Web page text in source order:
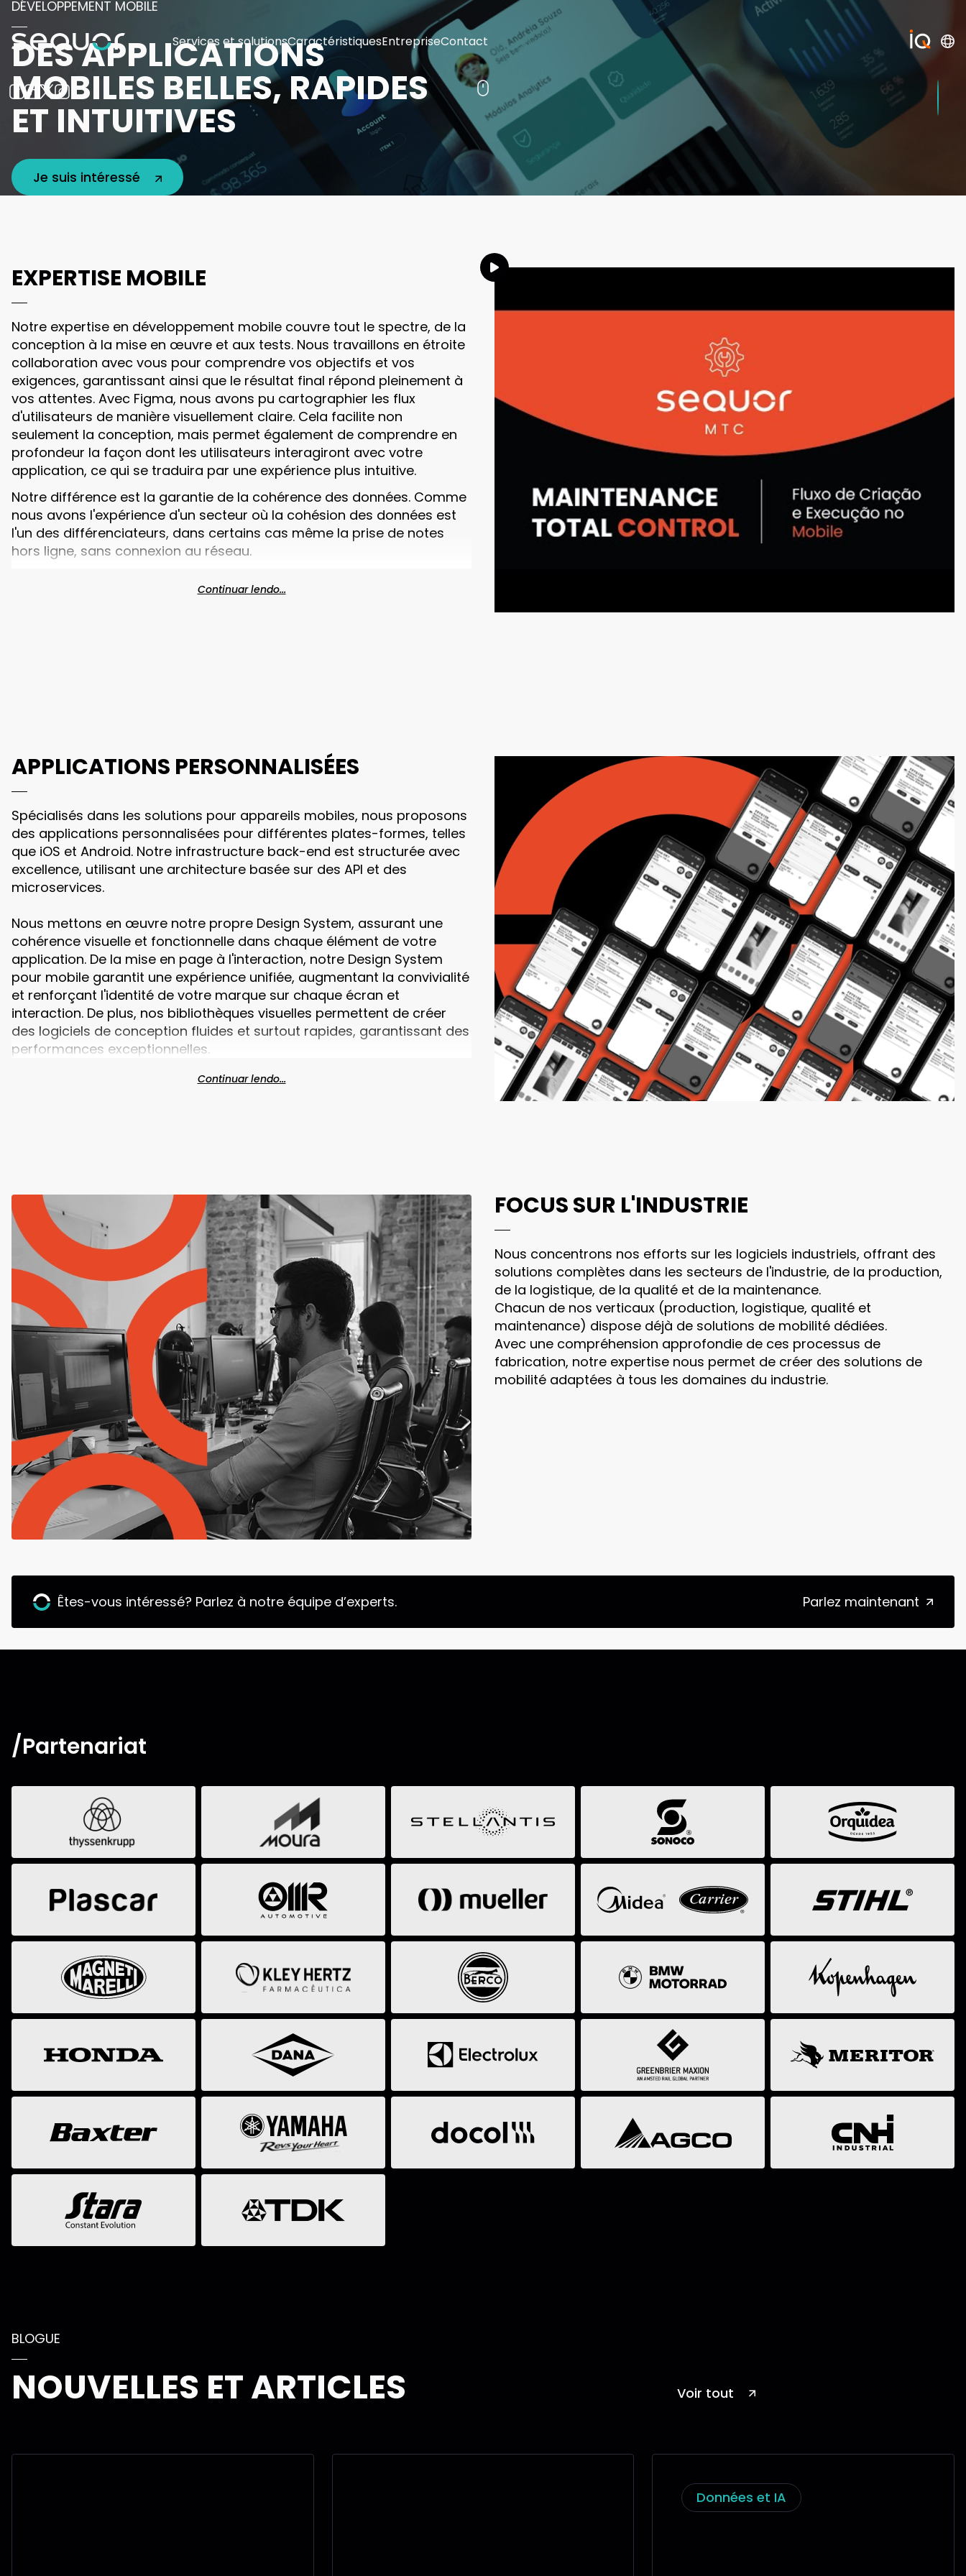
Services et solutionsCaractéristiquesEntrepriseContact
DÉVELOPPEMENT MOBILE
DES APPLICATIONS
MOBILES BELLES, RAPIDES
ET INTUITIVES
Je suis intéressé
EXPERTISE MOBILE
Notre expertise en développement mobile couvre tout le spectre, de la
conception à la mise en œuvre et aux tests. Nous travaillons en étroite
collaboration avec vous pour comprendre vos objectifs et vos
exigences, garantissant ainsi que le résultat final répond pleinement à
vos attentes. Avec Figma, nous avons pu cartographier les flux
d'utilisateurs de manière visuellement claire. Cela facilite non
seulement la conception, mais permet également de comprendre en
profondeur la façon dont les utilisateurs interagiront avec votre
application, ce qui se traduira par une expérience plus intuitive.
Notre différence est la garantie de la cohérence des données. Comme
nous avons l'expérience d'un secteur où la cohésion des données est
l'un des différenciateurs, dans certains cas même la prise de notes
hors ligne, sans connexion au réseau.
Continuar lendo...
APPLICATIONS PERSONNALISÉES
Spécialisés dans les solutions pour appareils mobiles, nous proposons
des applications personnalisées pour différentes plates-formes, telles
que iOS et Android. Notre infrastructure back-end est structurée avec
excellence, utilisant une architecture basée sur des API et des
microservices.
Nous mettons en œuvre notre propre Design System, assurant une
cohérence visuelle et fonctionnelle dans chaque élément de votre
application. De la mise en page à l'interaction, notre Design System
pour mobile garantit une expérience unifiée, augmentant la convivialité
et renforçant l'identité de votre marque sur chaque écran et
interaction. De plus, nos bibliothèques visuelles permettent de créer
des logiciels de conception fluides et surtout rapides, garantissant des
performances exceptionnelles.
De plus, notre intention est de créer des expériences intuitives et
Continuar lendo...
FOCUS SUR L'INDUSTRIE
Nous concentrons nos efforts sur les logiciels industriels, offrant des
solutions complètes dans les secteurs de l'industrie, de la production,
de la logistique, de la qualité et de la maintenance.
Chacun de nos verticaux (production, logistique, qualité et
maintenance) dispose déjà de solutions de mobilité dédiées.
Avec une compréhension approfondie de ces processus de
fabrication, notre expertise nous permet de créer des solutions de
mobilité adaptées à tous les domaines du industrie.
Êtes-vous intéressé? Parlez à notre équipe d’experts. Parlez maintenant
/Partenariat
BLOGUE
NOUVELLES ET ARTICLES Voir tout
Données et IA